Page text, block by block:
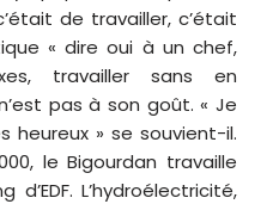
de travailler, c’était
« dire oui à un chef,
travailler sans en
pas à son goût. « Je
heureux » se souvient-il.
le Bigourdan travaille
L’hydroélectricité,